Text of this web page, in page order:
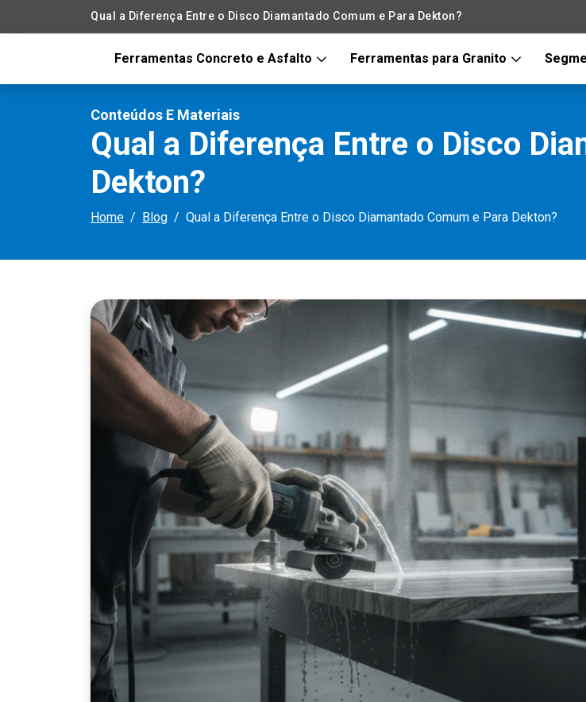
Qual a Diferença Entre o Disco Diamantado Comum e Para Dekton?
Ferramentas Concreto e Asfalto Ferramentas para Granito
Conteúdos E Materiais
Qual a Diferença Entre o Disco
Dekton?
Home Blog Qual a Diferença Entre o Disco Diamantado Comum e Para Dekton?